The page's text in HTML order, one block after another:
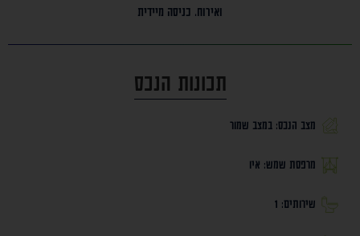
ואירוח. כניסה מיידית
תכונות הנכס
מצב הנכס: במצב שמור
מרפסת שמש: איו
שירותים: 1